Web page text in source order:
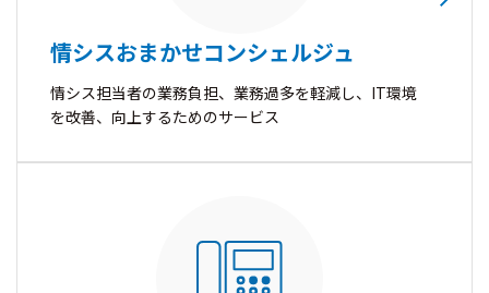
情シスおまかせコンシェルジュ
情シス担当者の業務負担、業務過多を軽減し、IT環境
を改善、向上するためのサービス